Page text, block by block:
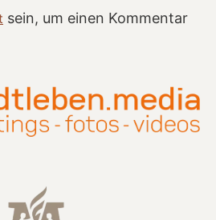
sein, um einen Kommentar